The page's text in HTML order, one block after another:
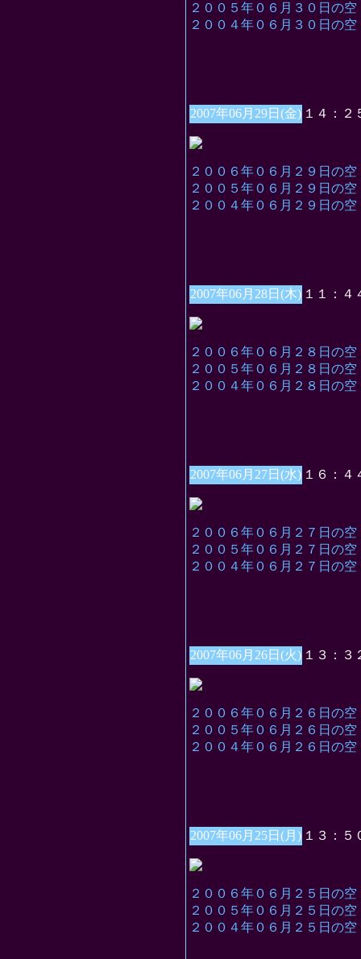
２００５年０６月３０日の空
２００４年０６月３０日の空
2007年06月29日(金) １４：２
２００６年０６月２９日の空
２００５年０６月２９日の空
２００４年０６月２９日の空
2007年06月28日(木) １１：４
２００６年０６月２８日の空
２００５年０６月２８日の空
２００４年０６月２８日の空
2007年06月27日(水) １６：４
２００６年０６月２７日の空
２００５年０６月２７日の空
２００４年０６月２７日の空
2007年06月26日(火) １３：３
２００６年０６月２６日の空
２００５年０６月２６日の空
２００４年０６月２６日の空
2007年06月25日(月) １３：５
２００６年０６月２５日の空
２００５年０６月２５日の空
２００４年０６月２５日の空